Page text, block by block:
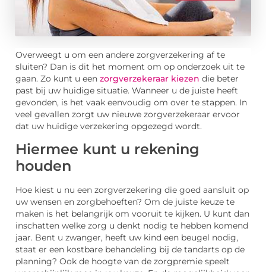
Overweegt u om een andere zorgverzekering af te
sluiten? Dan is dit het moment om op onderzoek uit te
gaan. Zo kunt u een zorgverzekeraar kiezen die beter
past bij uw huidige situatie. Wanneer u de juiste heeft
gevonden, is het vaak eenvoudig om over te stappen. In
veel gevallen zorgt uw nieuwe zorgverzekeraar ervoor
dat uw huidige verzekering opgezegd wordt.
Hiermee kunt u rekening
houden
Hoe kiest u nu een zorgverzekering die goed aansluit op
uw wensen en zorgbehoeften? Om de juiste keuze te
maken is het belangrijk om vooruit te kijken. U kunt dan
inschatten welke zorg u denkt nodig te hebben komend
jaar. Bent u zwanger, heeft uw kind een beugel nodig,
staat er een kostbare behandeling bij de tandarts op de
planning? Ook de hoogte van de zorgpremie speelt